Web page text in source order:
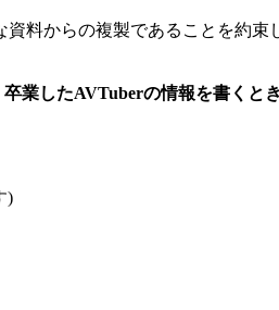
料からの複製であることを約束
業したAVTuberの情報を書くと
)